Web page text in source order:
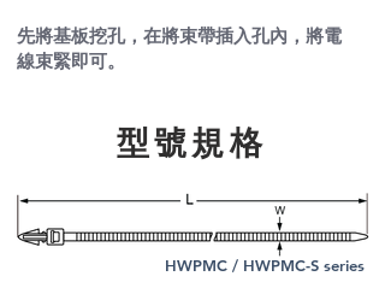
先將基板挖孔，在將束帶插入孔內，將電
線束緊即可。
​型號規格
HWPMC / HWPMC-S series